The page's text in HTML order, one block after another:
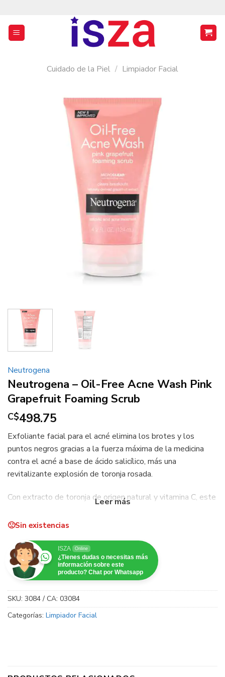
contenido
Cuidado de la Piel / Limpiador Facial
Neutrogena
Neutrogena – Oil-Free Acne Wash Pink
Grapefruit Foaming Scrub
C$498.75
Exfoliante facial para el acné elimina los brotes y los
puntos negros gracias a la fuerza máxima de la medicina
contra el acné a base de ácido salicílico, más una
revitalizante explosión de toronja rosada.
Con extracto de toronja de origen natural y vitamina C, este
suavizan las asperezas sin resecar ni irritar la piel propensa
Sin aceite
Tecnología MicroClear®
Tratamiento para el acné con ácido salicílico
No contiene micropartículas plásticas
Sin existencias
ISZA Online
¿Tienes dudas o necesitas más
información sobre este
producto? Chat por Whatsapp
SKU: 3084 / CA: 03084
Categorías: Limpiador Facial